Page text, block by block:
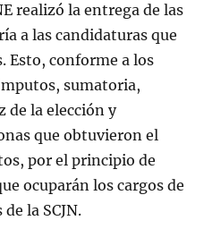
realizó la entrega de las
a las candidaturas que
Esto, conforme a los
sumatoria,
de la elección y
que obtuvieron el
por el principio de
ocuparán los cargos de
la SCJN.